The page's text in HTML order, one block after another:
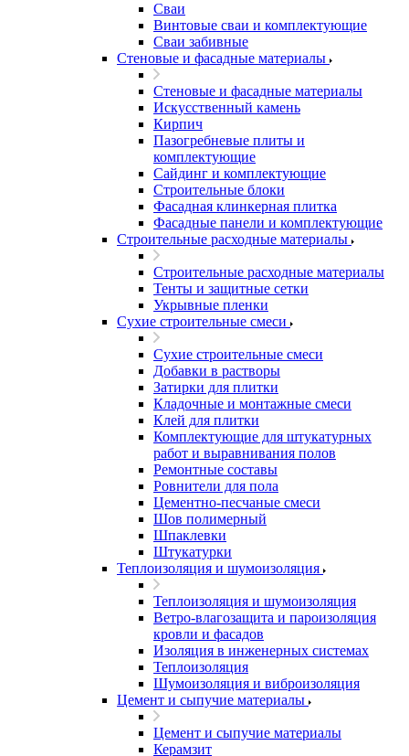
Сваи
Винтовые сваи и комплектующие
Сваи забивные
Стеновые и фасадные материалы
Стеновые и фасадные материалы
Искусственный камень
Кирпич
Пазогребневые плиты и
комплектующие
Сайдинг и комплектующие
Строительные блоки
Фасадная клинкерная плитка
Фасадные панели и комплектующие
Строительные расходные материалы
Строительные расходные материалы
Тенты и защитные сетки
Укрывные пленки
Сухие строительные смеси
Сухие строительные смеси
Добавки в растворы
Затирки для плитки
Кладочные и монтажные смеси
Клей для плитки
Комплектующие для штукатурных
работ и выравнивания полов
Ремонтные составы
Ровнители для пола
Цементно-песчаные смеси
Шов полимерный
Шпаклевки
Штукатурки
Теплоизоляция и шумоизоляция
Теплоизоляция и шумоизоляция
Ветро-влагозащита и пароизоляция
кровли и фасадов
Изоляция в инженерных системах
Теплоизоляция
Шумоизоляция и виброизоляция
Цемент и сыпучие материалы
Цемент и сыпучие материалы
Керамзит